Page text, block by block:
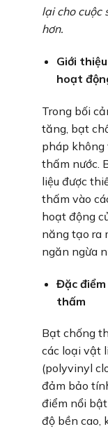
lại cho cuộc
hơn.
Giới
hoạt
Trong bối
tăng, bạt
pháp không
thấm nước.
liệu được
thấm vào
hoạt động
năng tạo ra
ngăn ngừa
Đặc
thấm
Bạt chống
các loại vật
(polyvinyl
đảm bảo
điểm nổi
độ bền cao,